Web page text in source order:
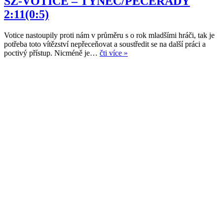
2:11(0:5)
Votice nastoupily proti nám v průměru s o rok mladšími hráči, tak je
potřeba toto vítězství nepřeceňovat a soustředit se na další práci a
poctivý přístup. Nicméně je… čti více »